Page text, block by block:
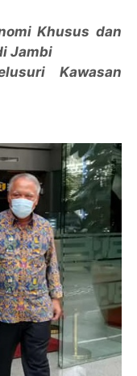
Khusus dan
Jambi
Kawasan